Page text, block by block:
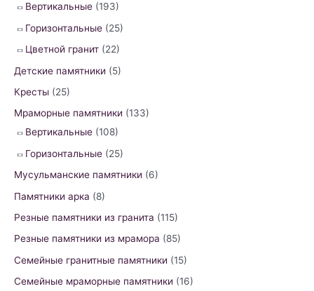
Вертикальные (193)
Горизонтальные (25)
Цветной гранит (22)
Детские памятники (5)
Кресты (25)
Мраморные памятники (133)
Вертикальные (108)
Горизонтальные (25)
Мусульманские памятники (6)
Памятники арка (8)
Резные памятники из гранита (115)
Резные памятники из мрамора (85)
Семейные гранитные памятники (15)
Семейные мраморные памятники (16)